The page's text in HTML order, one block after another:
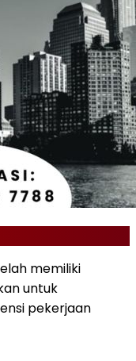
memiliki
untuk
pekerjaan